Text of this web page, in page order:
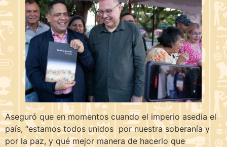
Aseguró que en momentos cuando el imperio asedia el
país, “estamos todos unidos por nuestra soberanía y
por la paz, y qué mejor manera de hacerlo que